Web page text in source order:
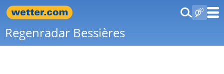
Regenradar Bessières